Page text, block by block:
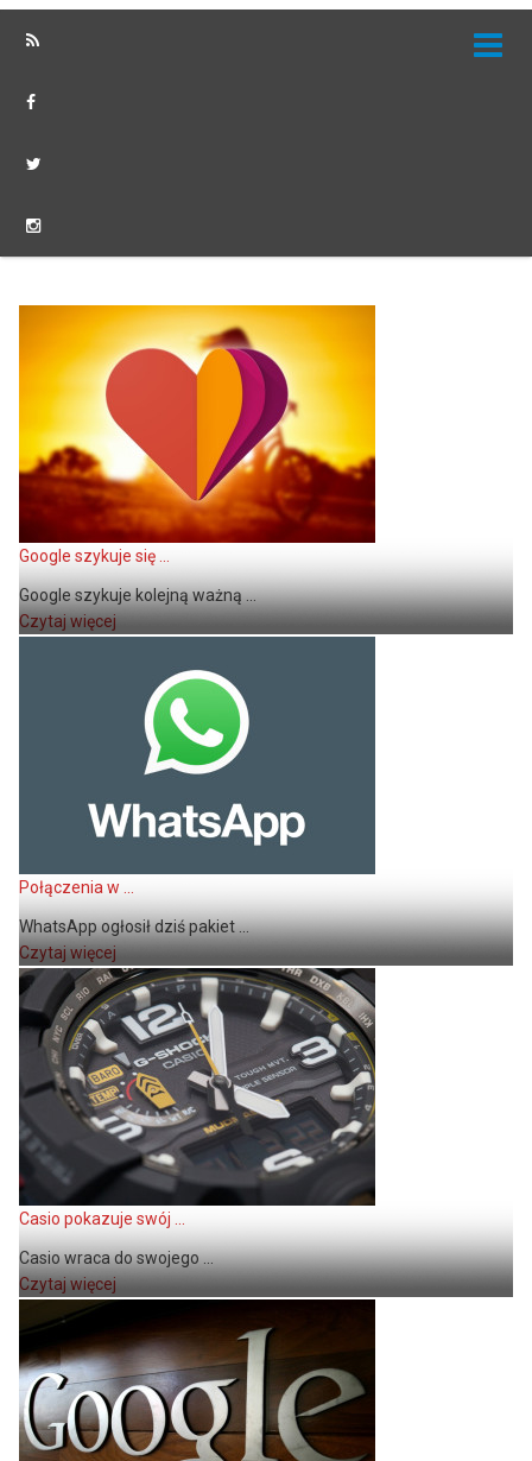
Google szykuje się ...
Google szykuje kolejną ważną ...
Czytaj więcej
Połączenia w ...
WhatsApp ogłosił dziś pakiet ...
Czytaj więcej
Casio pokazuje swój ...
Casio wraca do swojego ...
Czytaj więcej